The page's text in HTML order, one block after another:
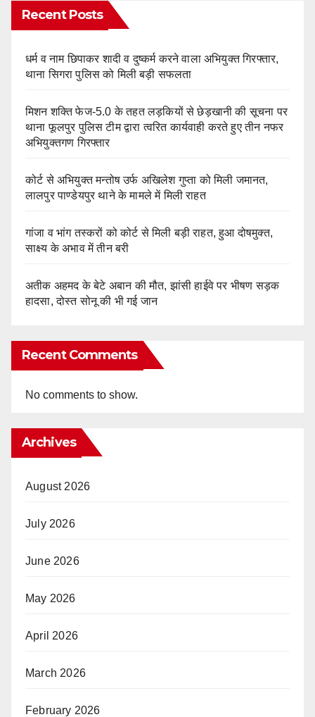
Recent Posts
धर्म व नाम छिपाकर शादी व दुष्कर्म करने वाला अभियुक्त गिरफ्तार,
थाना सिगरा पुलिस को मिली बड़ी सफलता
मिशन शक्ति फेज-5.0 के तहत लड़कियों से छेड़खानी की सूचना पर
थाना फूलपुर पुलिस टीम द्वारा त्वरित कार्यवाही करते हुए तीन नफर
अभियुक्तगण गिरफ्तार
कोर्ट से अभियुक्त मन्तोष उर्फ अखिलेश गुप्ता को मिली जमानत,
लालपुर पाण्डेयपुर थाने के मामले में मिली राहत
गांजा व भांग तस्करों को कोर्ट से मिली बड़ी राहत, हुआ दोषमुक्त,
साक्ष्य के अभाव में तीन बरी
अतीक अहमद के बेटे अबान की मौत, झांसी हाईवे पर भीषण सड़क
हादसा, दोस्त सोनू की भी गई जान
Recent Comments
No comments to show.
Archives
August 2026
July 2026
June 2026
May 2026
April 2026
March 2026
February 2026